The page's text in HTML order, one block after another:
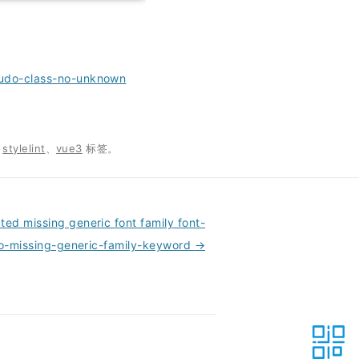
class-no-unknown
stylelint vue3 标签。
missing generic font family font-
missing-generic-family-keyword →